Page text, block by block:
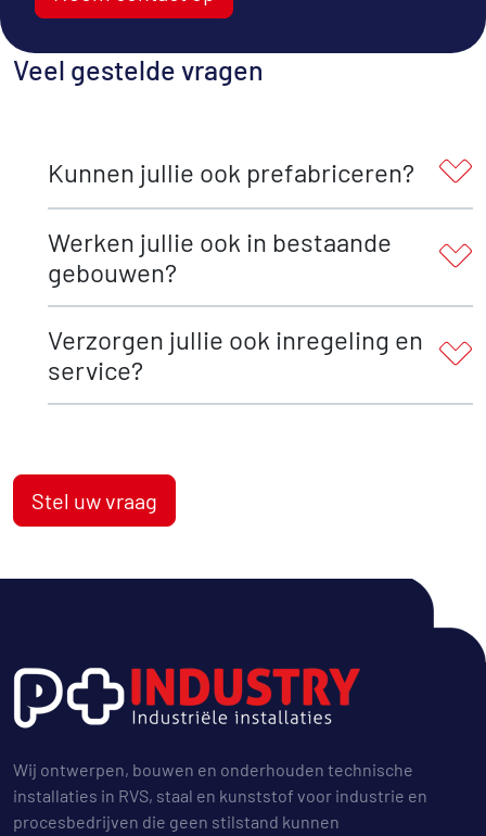
Veel gestelde vragen
Kunnen jullie ook prefabriceren?
Werken jullie ook in bestaande
gebouwen?
Verzorgen jullie ook inregeling en
service?
Stel uw vraag
Wij ontwerpen, bouwen en onderhouden technische
installaties in RVS, staal en kunststof voor industrie en
procesbedrijven die geen stilstand kunnen